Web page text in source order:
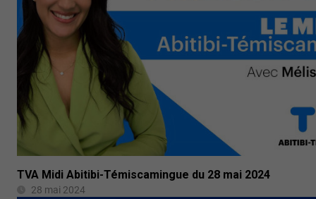
TVA Midi Abitibi-Témiscamingue du 28 mai 2024
28 mai 2024